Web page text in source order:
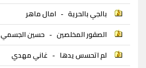
بالجي بالحرية - امال ماهر
الصقور المخلصين - حسين الجسمي
لم اتحسس يدها - غاني مهدي